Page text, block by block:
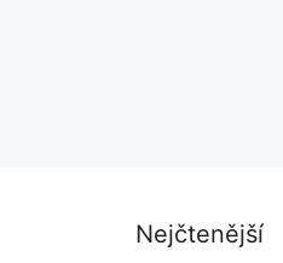
Nejčtenější